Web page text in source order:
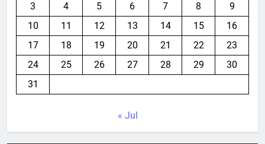
3
4 5 6 7 8
9
10
11 12 13 14 15
16
17
18 19 20 21 22
23
24
25 26 27 28 29
30
31
« Jul